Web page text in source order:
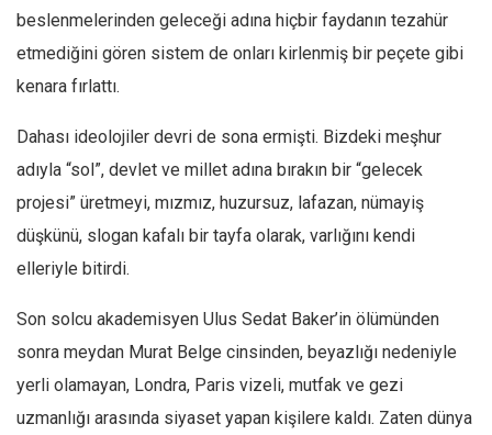
Dosyalar
beslenmelerinden geleceği adına hiçbir faydanın tezahür
etmediğini gören sistem de onları kirlenmiş bir peçete gibi
kenara fırlattı.
Dahası ideolojiler devri de sona ermişti. Bizdeki meşhur
adıyla “sol”, devlet ve millet adına bırakın bir “gelecek
projesi” üretmeyi, mızmız, huzursuz, lafazan, nümayiş
düşkünü, slogan kafalı bir tayfa olarak, varlığını kendi
elleriyle bitirdi.
Son solcu akademisyen Ulus Sedat Baker’in ölümünden
sonra meydan Murat Belge cinsinden, beyazlığı nedeniyle
yerli olamayan, Londra, Paris vizeli, mutfak ve gezi
uzmanlığı arasında siyaset yapan kişilere kaldı. Zaten dünya